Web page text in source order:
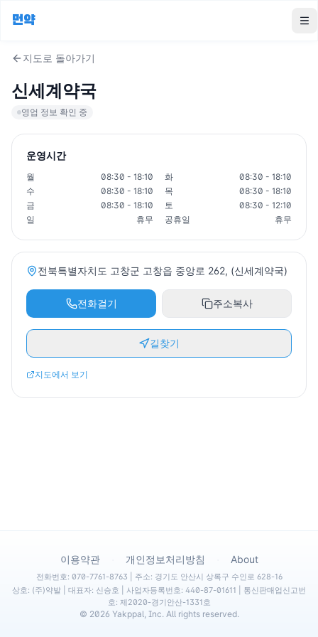
먼약
지도로 돌아가기
신세계약국
영업 정보 확인 중
운영시간
월 08:30 - 18:10 화
08:30 - 18:10
수
08:30 - 18:10 목
08:30 - 18:10
금
08:30 - 18:10 토
08:30 - 12:10
일
휴무 공휴일 휴무
전북특별자치도 고창군 고창읍 중앙로 262, (신세계약국)
전화걸기 주소복사
길찾기
지도에서 보기
이용약관 개인정보처리방침 About
전화번호: 070-7761-8763 | 주소: 경기도 안산시 상록구 수인로 628-16
상호: (주)약발 | 대표자: 신승호 | 사업자등록번호: 440-87-01611 | 통신판매업신고번
호: 제2020-경기안산-1331호
© 2026 Yakppal, Inc. All rights reserved.